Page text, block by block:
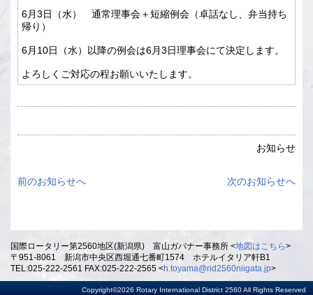
6月3日（水） 通常理事会＋短縮例会（卓話なし、弁当持ち
帰り）
6月10日（水）以降の例会は6月3日理事会にて決定します。
よろしくご対応の程お願いいたします。
お知らせ
前のお知らせへ 次のお知らせへ
国際ロータリー第2560地区(新潟県) 富山ガバナー事務所 <地図はこちら>
〒951-8061 新潟市中央区西堀通七番町1574 ホテルイタリア軒B1
TEL:025-222-2561 FAX:025-222-2565 <h.toyama@rid2560niigata.jp>
Copyright©2026 Rotary International District 2560 All Rights Reserved